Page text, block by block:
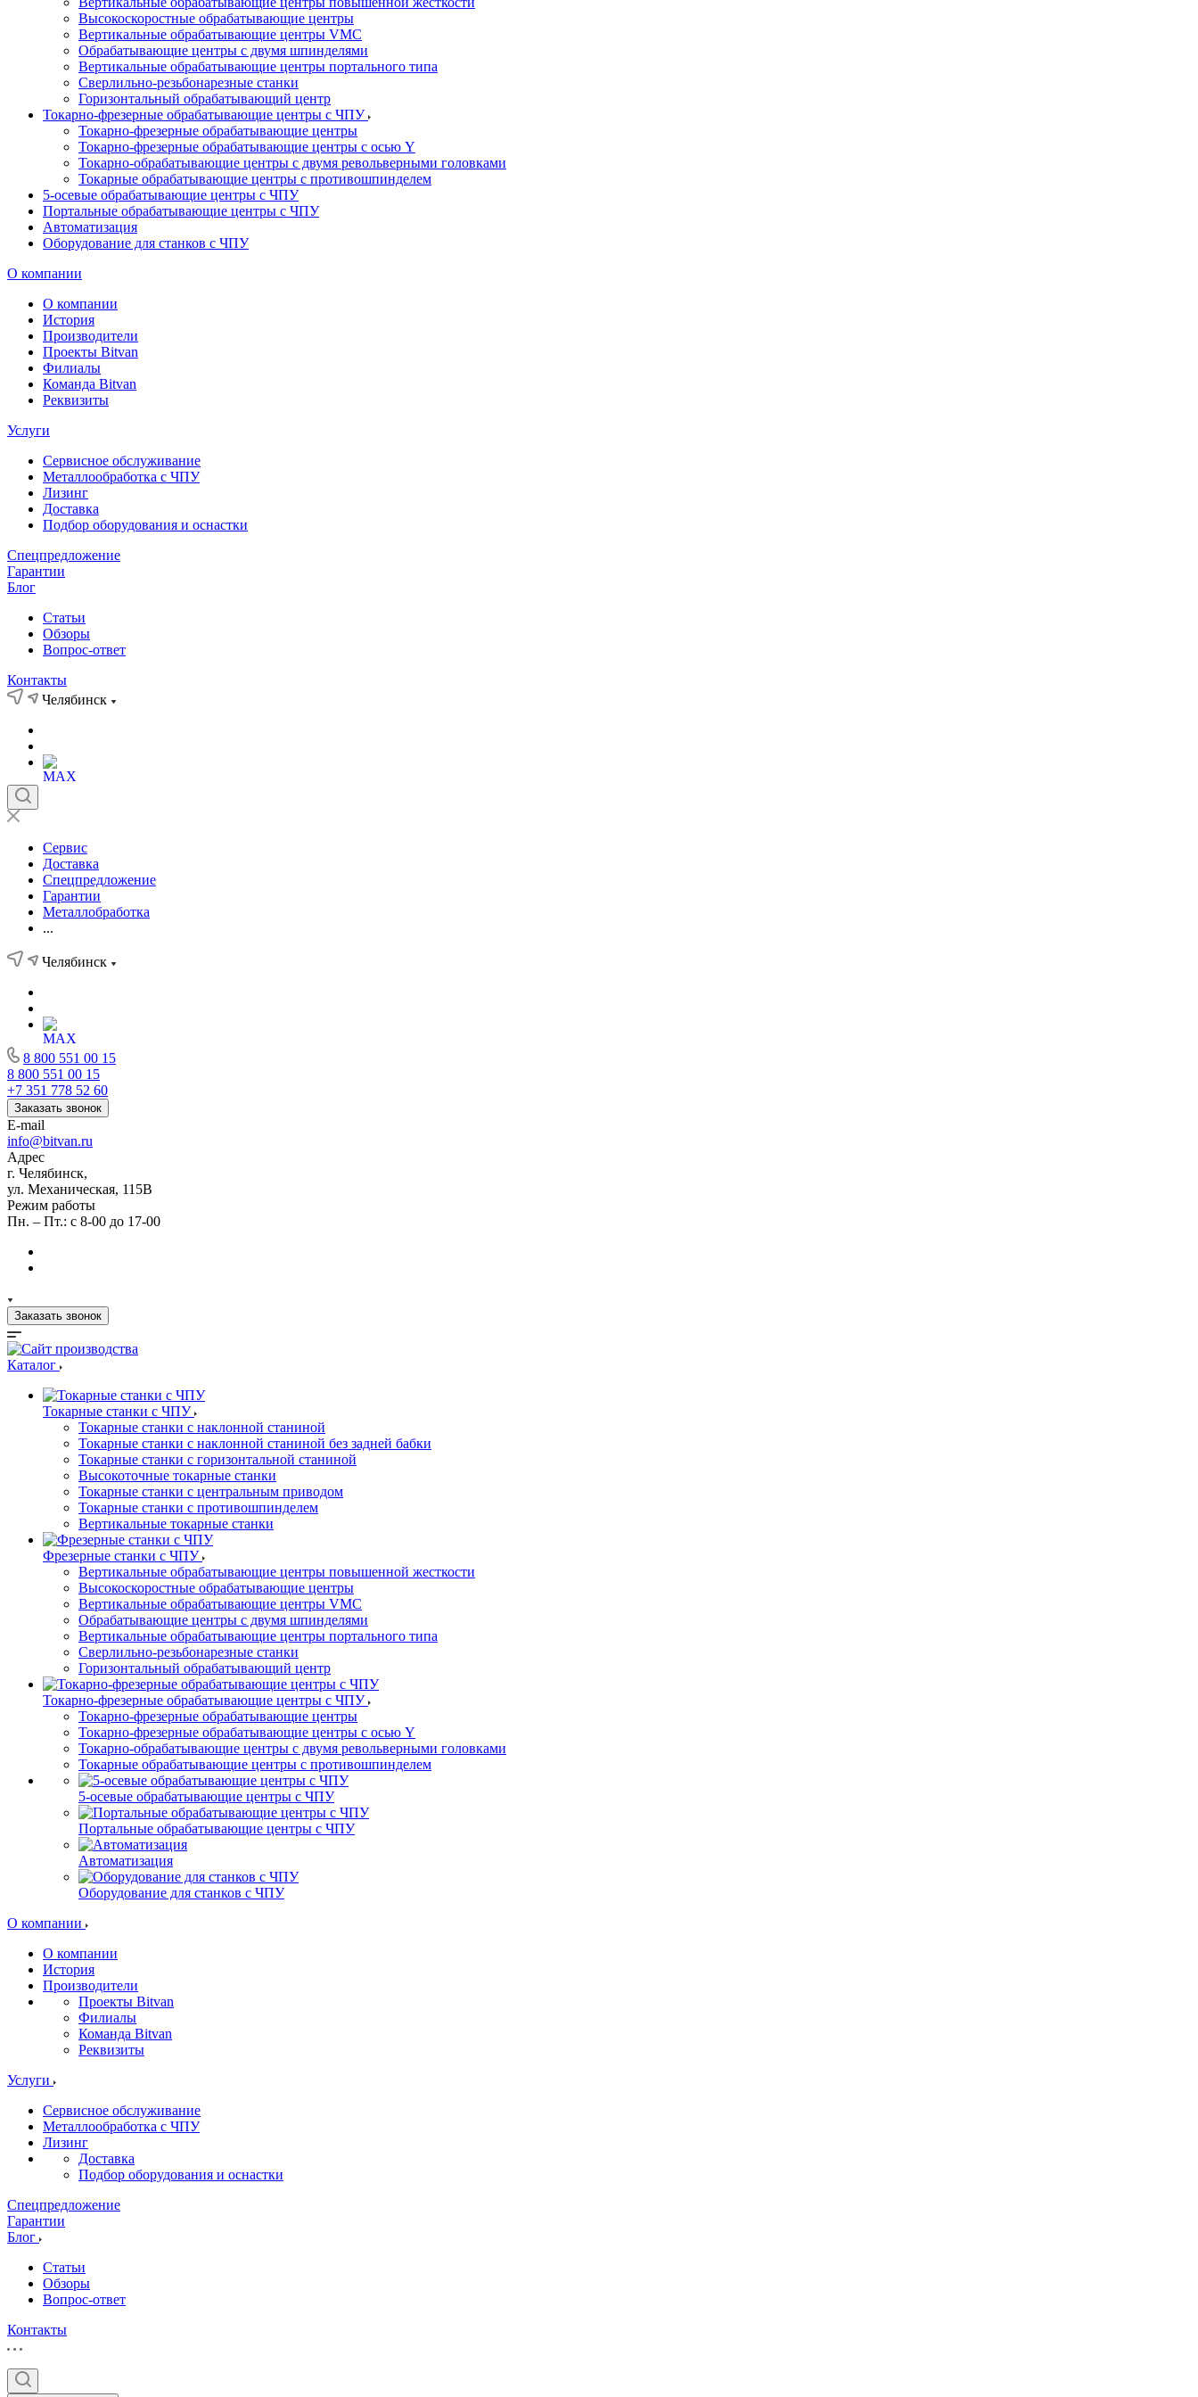
Высокоскоростные обрабатывающие центры
Вертикальные обрабатывающие центры VMC
Обрабатывающие центры с двумя шпинделями
Вертикальные обрабатывающие центры портального типа
Сверлильно-резьбонарезные станки
Горизонтальный обрабатывающий центр
Токарно-фрезерные обрабатывающие центры с ЧПУ
Токарно-фрезерные обрабатывающие центры
Токарно-фрезерные обрабатывающие центры с осью Y
Токарно-обрабатывающие центры c двумя револьверными головками
Токарные обрабатывающие центры с противошпинделем
5-осевые обрабатывающие центры с ЧПУ
Портальные обрабатывающие центры с ЧПУ
Автоматизация
Оборудование для станков с ЧПУ
О компании
О компании
История
Производители
Проекты Bitvan
Филиалы
Команда Bitvan
Реквизиты
Услуги
Сервисное обслуживание
Металлообработка с ЧПУ
Лизинг
Доставка
Подбор оборудования и оснастки
Спецпредложение
Гарантии
Блог
Статьи
Обзоры
Вопрос-ответ
Контакты
Челябинск
Сервис
Доставка
Спецпредложение
Гарантии
Металлобработка
...
Челябинск
8 800 551 00 15
8 800 551 00 15
+7 351 778 52 60
Заказать звонок
E-mail
info@bitvan.ru
Адрес
г. Челябинск,
ул. Механическая, 115В
Режим работы
Пн. – Пт.: с 8-00 до 17-00
Заказать звонок
Каталог
Токарные станки с ЧПУ
Токарные станки с наклонной станиной
Токарные станки с наклонной станиной без задней бабки
Токарные станки с горизонтальной станиной
Высокоточные токарные станки
Токарные станки с центральным приводом
Токарные станки с противошпинделем
Вертикальные токарные станки
Фрезерные станки с ЧПУ
Вертикальные обрабатывающие центры повышенной жесткости
Высокоскоростные обрабатывающие центры
Вертикальные обрабатывающие центры VMC
Обрабатывающие центры с двумя шпинделями
Вертикальные обрабатывающие центры портального типа
Сверлильно-резьбонарезные станки
Горизонтальный обрабатывающий центр
Токарно-фрезерные обрабатывающие центры с ЧПУ
Токарно-фрезерные обрабатывающие центры
Токарно-фрезерные обрабатывающие центры с осью Y
Токарно-обрабатывающие центры c двумя револьверными головками
Токарные обрабатывающие центры с противошпинделем
5-осевые обрабатывающие центры с ЧПУ
Портальные обрабатывающие центры с ЧПУ
Автоматизация
Оборудование для станков с ЧПУ
О компании
О компании
История
Производители
Проекты Bitvan
Филиалы
Команда Bitvan
Реквизиты
Услуги
Сервисное обслуживание
Металлообработка с ЧПУ
Лизинг
Доставка
Подбор оборудования и оснастки
Спецпредложение
Гарантии
Блог
Статьи
Обзоры
Вопрос-ответ
Контакты